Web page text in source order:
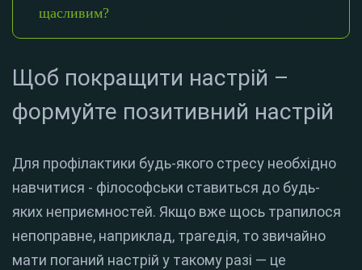
щасливим?
Щоб покращити настрій –
формуйте позитивний настрій
Для профілактики будь-якого стресу необхідно
навчитися - філософськи ставиться до будь-
яких неприємностей. Якщо вже щось трапилося
непоправне, наприклад, трагедія, то звичайно
мати поганий настрій у такому разі — це